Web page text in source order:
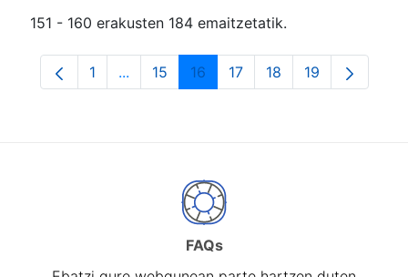
151 - 160 erakusten 184 emaitzetatik.
Orrialdea
1 ...Intermediate Pages Use TAB to navigate.
Orrialdea
15 Orrialdea
16 Orrialdea
17 Orrialdea
18 Orrialdea
19
FAQs